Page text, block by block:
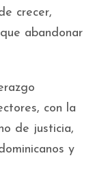
crecer,
abandonar
con la
de justicia,
y